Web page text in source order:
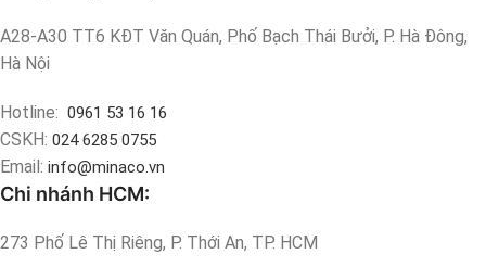
A28-A30 TT6 KĐT Văn Quán, Phố Bạch Thái Bưởi, P. Hà Đông,
Hà Nội
Hotline: 0961 53 16 16
CSKH: 024 6285 0755
Email: info@minaco.vn
Chi nhánh HCM:
273 Phố Lê Thị Riêng, P. Thới An, TP. HCM